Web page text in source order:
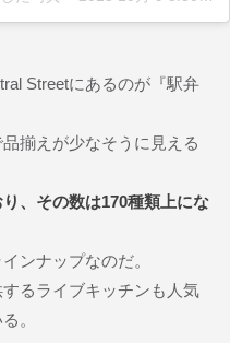
Streetにあるのが『駅弁
揃えが少なそうに見える
、その数は170種類上にな
ンナップなのだ。
るライブキッチンも人気
。